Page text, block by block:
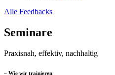
Alle Feedbacks
Seminare
Praxisnah, effektiv, nachhaltig
– Wie wir trainieren